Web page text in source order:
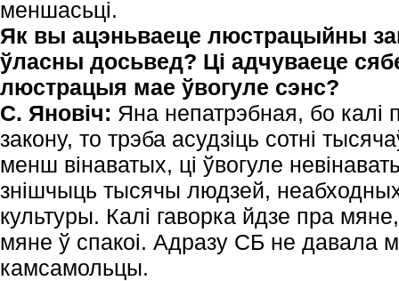
меншасьці.
Як вы ацэньваеце люстрацыйны
ўласны досьвед? Ці адчуваеце
люстрацыя мае ўвогуле сэнс?
С. Яновіч: Яна непатрэбная, бо калі
закону, то трэба асудзіць сотні
менш вінаватых, ці ўвогуле
знішчыць тысячы людзей,
культуры. Калі гаворка йдзе пра
мяне ў спакоі. Адразу СБ не давала
камсамольцы.